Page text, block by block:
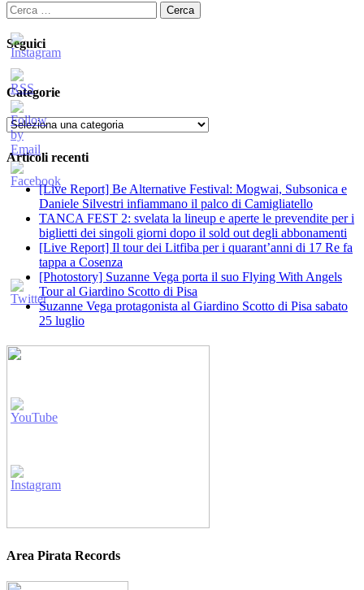
Ricerca
per:
Seguici
Categorie
Categorie
Articoli recenti
[Live Report] Be Alternative Festival: Mogwai, Subsonica e
Daniele Silvestri infiammano il palco di Camigliatello
TANCA FEST 2: svelata la lineup e aperte le prevendite per i
biglietti dei singoli giorni dopo il sold out degli abbonamenti
[Live Report] Il tour dei Litfiba per i quarant’anni di 17 Re fa
tappa a Cosenza
[Photostory] Suzanne Vega porta il suo Flying With Angels
Tour al Giardino Scotto di Pisa
Suzanne Vega protagonista al Giardino Scotto di Pisa sabato
25 luglio
Area Pirata Records